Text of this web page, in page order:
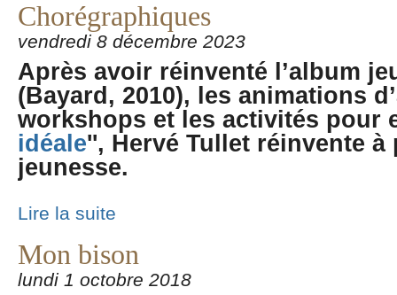
Chorégraphiques
vendredi 8 décembre 2023
Après avoir réinventé l’album
(Bayard, 2010), les animations
workshops et les activités pour
idéale'', Hervé Tullet réinvente
jeunesse.
Lire la suite
Mon bison
lundi 1 octobre 2018